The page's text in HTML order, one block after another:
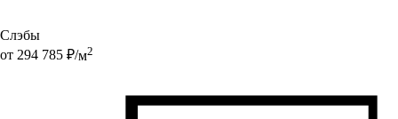
Слэбы
от 294 785 ₽/м2